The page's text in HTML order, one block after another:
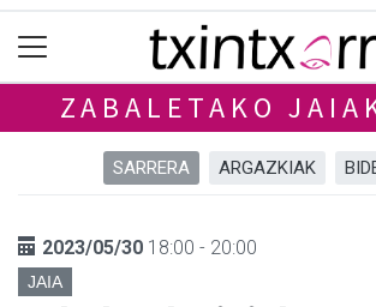
ZABALETAKO
SARRERA ARGAZKIAK
2023/05/30 18:00 - 20:00
JAIA